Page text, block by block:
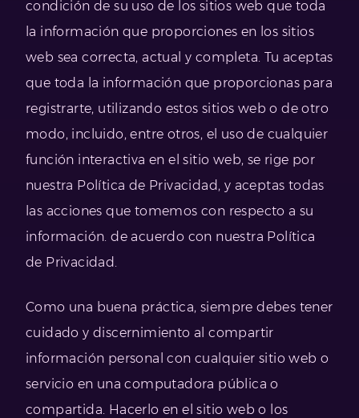
condición de su uso de los sitios web que toda
la información que proporciones en los sitios
web sea correcta, actual y completa. Tu aceptas
que toda la información que proporcionas para
registrarte, utilizando estos sitios web o de otro
modo, incluido, entre otros, el uso de cualquier
función interactiva en el sitio web, se rige por
nuestra Política de Privacidad, y aceptas todas
las acciones que tomemos con respecto a su
información. de acuerdo con nuestra Política
de Privacidad.
Como una buena práctica, siempre debes tener
cuidado y discernimiento al compartir
información personal con cualquier sitio web o
servicio en una computadora pública o
compartida. Hacerlo en el sitio web o los